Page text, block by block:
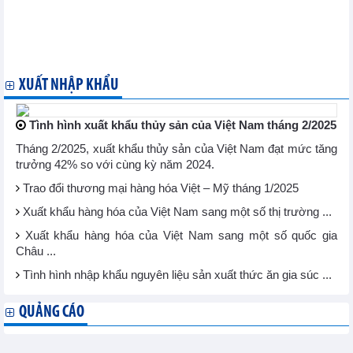
XUẤT NHẬP KHẨU
Tình hình xuất khẩu thủy sản của Việt Nam tháng 2/2025
Tháng 2/2025, xuất khẩu thủy sản của Việt Nam đạt mức tăng
trưởng 42% so với cùng kỳ năm 2024.
Trao đổi thương mại hàng hóa Việt – Mỹ tháng 1/2025
Xuất khẩu hàng hóa của Việt Nam sang một số thị trường ...
Xuất khẩu hàng hóa của Việt Nam sang một số quốc gia
Châu ...
Tình hình nhập khẩu nguyên liệu sản xuất thức ăn gia súc ...
QUẢNG CÁO